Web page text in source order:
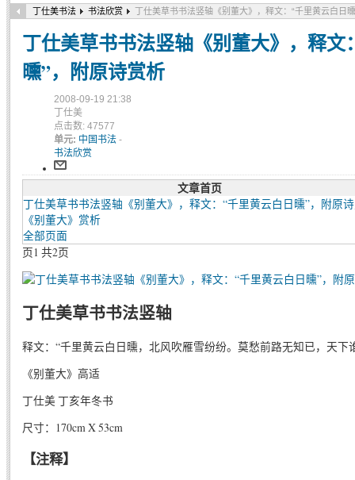
丁仕美书法 书法欣赏 丁仕美草书书法竖轴《别董大》，释文：“千里黄云白日
丁仕美草书书法竖轴《别董大》，释文
曛”，附原诗赏析
2008-09-19 21:38
丁仕美
点击数: 47577
单元: 中国书法 -
书法欣赏
文章首页
丁仕美草书书法竖轴《别董大》，释文：“千里黄云白日曛”，附原
《别董大》赏析
全部页面
页1 共2页
丁仕美草书书法竖轴
释文：“千里黄云白日曛，北风吹雁雪纷纷。莫愁前路无知已，天下
《别董大》高适
丁仕美 丁亥年冬书
尺寸：170cm X 53cm
【注释】